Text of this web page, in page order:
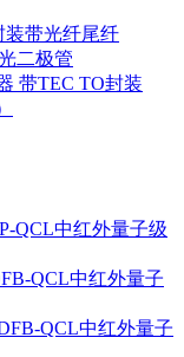
装带光纤尾纤
二极管
带TEC TO封装
QCL中红外量子级
QCL中红外量子
QCL中红外量子